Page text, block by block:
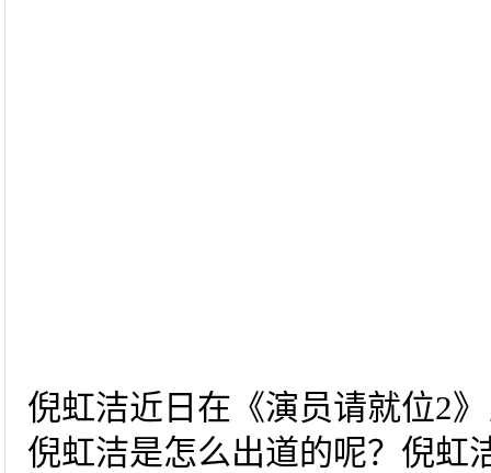
倪虹洁近日在《演员请就位2
倪虹洁是怎么出道的呢？倪虹